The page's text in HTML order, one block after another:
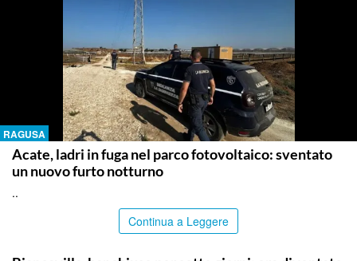
RAGUSA
Acate, ladri in fuga nel parco fotovoltaico: sventato
un nuovo furto notturno
..
Continua a Leggere